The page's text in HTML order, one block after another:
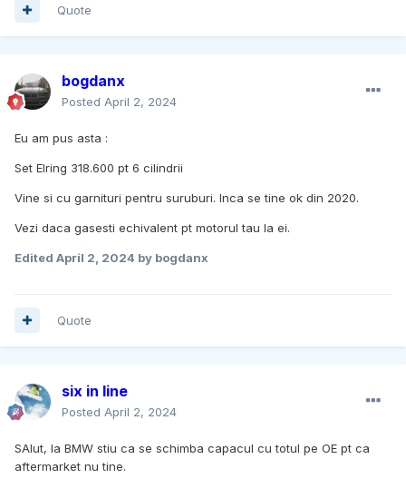
Quote
bogdanx
Posted April 2, 2024
Eu am pus asta :
Set Elring 318.600 pt 6 cilindrii
Vine si cu garnituri pentru suruburi. Inca se tine ok din 2020.
Vezi daca gasesti echivalent pt motorul tau la ei.
Edited April 2, 2024 by bogdanx
Quote
six in line
Posted April 2, 2024
SAlut, la BMW stiu ca se schimba capacul cu totul pe OE pt ca
aftermarket nu tine.